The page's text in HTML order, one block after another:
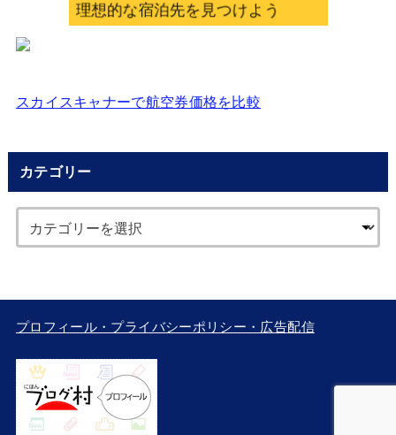
スカイスキャナーで航空券価格を比較
カテゴリー
プロフィール・プライバシーポリシー・広告配信